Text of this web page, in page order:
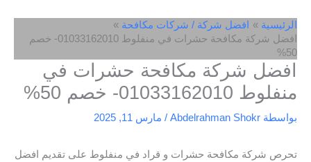
الرئيسية
افضل شركة / شركات مكافحة
افضل شركة مكافحة حشرات في منفلوط 01033162010- خصم
50%
افضل شركة مكافحة حشرات في
منفلوط 01033162010- خصم 50%
بواسطة Abdelrahman Shokr
/ مارس 11, 2025
تحرص شركة مكافحة حشرات و قراد في منفلوط على تقديم افضل